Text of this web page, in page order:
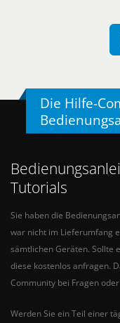
Die Hilfe-
Tutorials
Sie haben die
war nicht im Lieferumfang
sämtlichen Geräten. Sollte
diese kostenlos anfragen.
Community bei Fragen
Werden Sie ein Teil einer